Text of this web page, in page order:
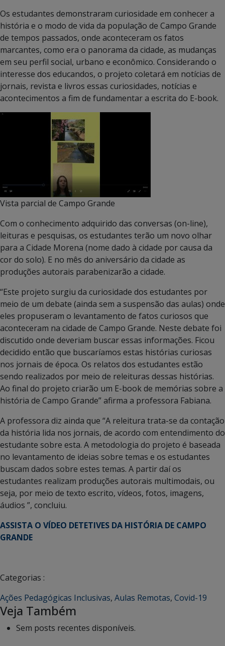
Os estudantes demonstraram curiosidade em conhecer a
história e o modo de vida da população de Campo Grande
de tempos passados, onde aconteceram os fatos
marcantes, como era o panorama da cidade, as mudanças
em seu perfil social, urbano e econômico. Considerando o
interesse dos educandos, o projeto coletará em notícias de
jornais, revista e livros essas curiosidades, notícias e
acontecimentos a fim de fundamentar a escrita do E-book.
Vista parcial de Campo Grande
Com o conhecimento adquirido das conversas (on-line),
leituras e pesquisas, os estudantes terão um novo olhar
para a Cidade Morena (nome dado à cidade por causa da
cor do solo). E no mês do aniversário da cidade as
produções autorais parabenizarão a cidade.
“Este projeto surgiu da curiosidade dos estudantes por
meio de um debate (ainda sem a suspensão das aulas) onde
eles propuseram o levantamento de fatos curiosos que
aconteceram na cidade de Campo Grande. Neste debate foi
discutido onde deveriam buscar essas informações. Ficou
decidido então que buscaríamos estas histórias curiosas
nos jornais de época. Os relatos dos estudantes estão
sendo realizados por meio de releituras dessas histórias.
Ao final do projeto criarão um E-book de memórias sobre a
história de Campo Grande” afirma a professora Fabiana.
A professora diz ainda que “A releitura trata-se da contação
da história lida nos jornais, de acordo com entendimento do
estudante sobre esta. A metodologia do projeto é baseada
no levantamento de ideias sobre temas e os estudantes
buscam dados sobre estes temas. A partir daí os
estudantes realizam produções autorais multimodais, ou
seja, por meio de texto escrito, vídeos, fotos, imagens,
áudios ”, concluiu.
ASSISTA O VÍDEO DETETIVES DA HISTÓRIA DE CAMPO
GRANDE
Categorias :
Ações Pedagógicas Inclusivas, Aulas Remotas, Covid-19
Veja Também
Sem posts recentes disponíveis.